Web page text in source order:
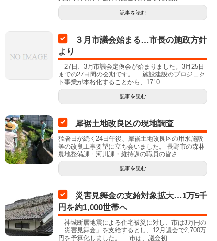
記事を読む
３月市議会始まる…市長の施政方針
より
27日、3月市議会定例会が始まりました。3月25日
までの27日間の会期です。 施設建設のプロジェク
ト事業が本格化することから、1710...
記事を読む
犀裾土地改良区の現地調査
猛暑日が続く24日午後、犀裾土地改良区の用水施設
等の改良工事要望に立ち会いました。 長野市の森林
農地整備課・河川課・維持課の職員の皆さ...
記事を読む
災害見舞金の支給対象拡大…1万5千
円を約1,000世帯へ
神城断層地震による住宅被災に対し、市は3万円の
「災害見舞金」を支給するとし、12月議会で2,700万
円を予算化しました。 市は、議会初...